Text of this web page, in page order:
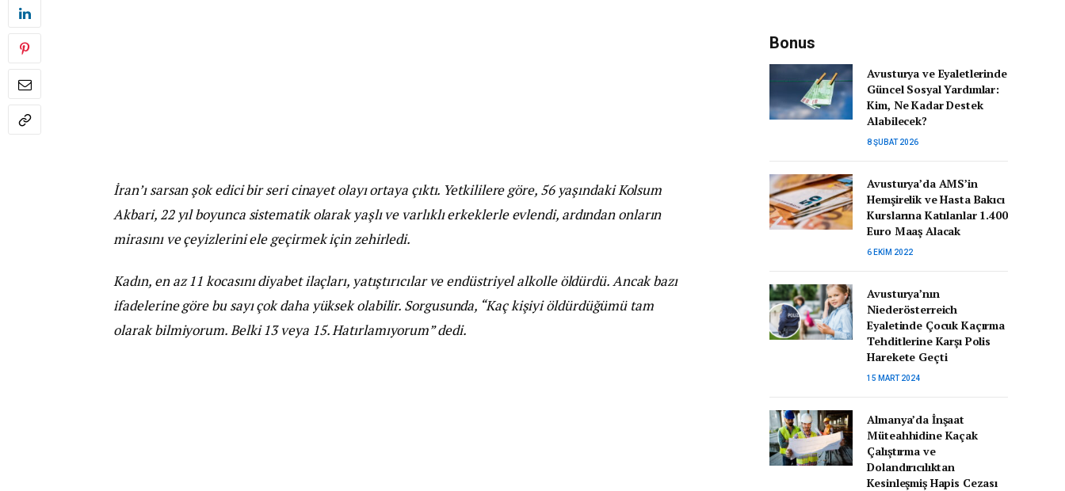
İran’ı sarsan şok edici bir seri cinayet olayı ortaya çıktı. Yetkililere göre, 56 yaşındaki Kolsum
Akbari, 22 yıl boyunca sistematik olarak yaşlı ve varlıklı erkeklerle evlendi, ardından onların
mirasını ve çeyizlerini ele geçirmek için zehirledi.
Kadın, en az 11 kocasını diyabet ilaçları, yatıştırıcılar ve endüstriyel alkolle öldürdü. Ancak bazı
ifadelerine göre bu sayı çok daha yüksek olabilir. Sorgusunda, “Kaç kişiyi öldürdüğümü tam
olarak bilmiyorum. Belki 13 veya 15. Hatırlamıyorum” dedi.
Bonus
Avusturya ve Eyaletlerinde
Güncel Sosyal Yardımlar:
Kim, Ne Kadar Destek
Alabilecek?
8 ŞUBAT 2026
Avusturya’da AMS’in
Hemşirelik ve Hasta Bakıcı
Kurslarına Katılanlar 1.400
Euro Maaş Alacak
6 EKIM 2022
Avusturya’nın
Niederösterreich
Eyaletinde Çocuk Kaçırma
Tehditlerine Karşı Polis
Harekete Geçti
15 MART 2024
Almanya’da İnşaat
Müteahhidine Kaçak
Çalıştırma ve
Dolandırıcılıktan
Kesinleşmiş Hapis Cezası